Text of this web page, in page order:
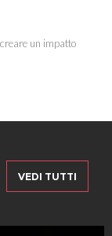
un impatto
VEDI TUTTI